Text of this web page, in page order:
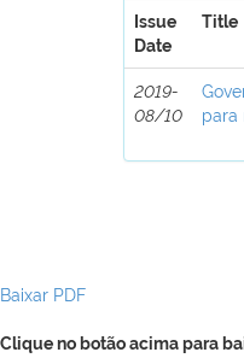
Issue
Date
Title
2019-
08/10
para
Baixar PDF
Clique no botão acima para